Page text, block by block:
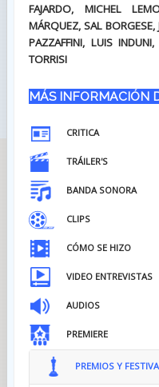
FAJARDO, MICHEL
MÁRQUEZ, SAL
PAZZAFFINI, LUIS
TORRISI
MÁS INFORMACIÓN
CRITICA
TRÁILER'S
BANDA SONORA
CLIPS
CÓMO SE HIZO
VIDEO ENTREVISTAS
AUDIOS
PREMIERE
PREMIOS Y